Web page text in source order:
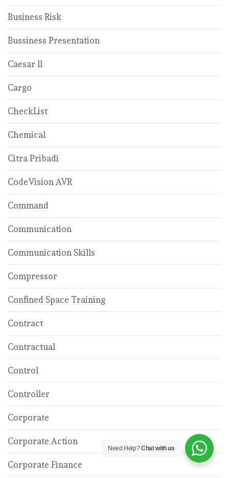
Business Risk
Bussiness Presentation
Caesar ll
Cargo
CheckList
Chemical
Citra Pribadi
CodeVision AVR
Command
Communication
Communication Skills
Compressor
Confined Space Training
Contract
Contractual
Control
Controller
Corporate
Corporate Action
Corporate Finance
Need Help?Chat with us